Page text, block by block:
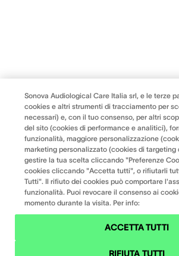
Sonova Audiological Care Italia srl, e le terze
cookies e altri strumenti di tracciamento per
necessari) e, con il tuo consenso, per altri
del sito (cookies di performance e analitici),
funzionalità, maggiore personalizzazione
marketing personalizzato (cookies di targeting
gestire la tua scelta cliccando "Preferenze
cookies cliccando "Accetta tutti", o rifiutarli
Tutti". Il rifiuto dei cookies può comportare
funzionalità. Puoi revocare il consenso ai
momento durante la visita. Per info:
RIFIUTA TUTTI
ACCETTA TUTTI